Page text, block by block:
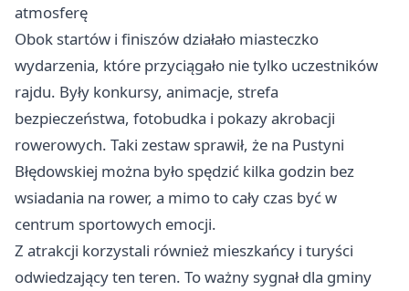
atmosferę
Obok startów i finiszów działało miasteczko
wydarzenia, które przyciągało nie tylko uczestników
rajdu. Były konkursy, animacje, strefa
bezpieczeństwa, fotobudka i pokazy akrobacji
rowerowych. Taki zestaw sprawił, że na Pustyni
Błędowskiej można było spędzić kilka godzin bez
wsiadania na rower, a mimo to cały czas być w
centrum sportowych emocji.
Z atrakcji korzystali również mieszkańcy i turyści
odwiedzający ten teren. To ważny sygnał dla gminy